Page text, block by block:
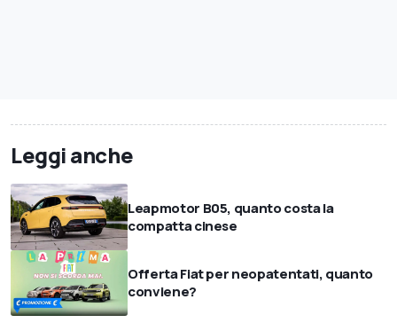
Leggi anche
Leapmotor B05, quanto costa la
compatta cinese
Offerta Fiat per neopatentati, quanto
conviene?